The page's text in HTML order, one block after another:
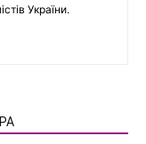
України.